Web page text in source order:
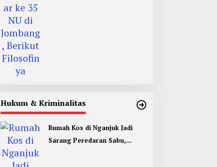
Hukum & Kriminalitas
Rumah Kos di Nganjuk Jadi
Sarang Peredaran Sabu,